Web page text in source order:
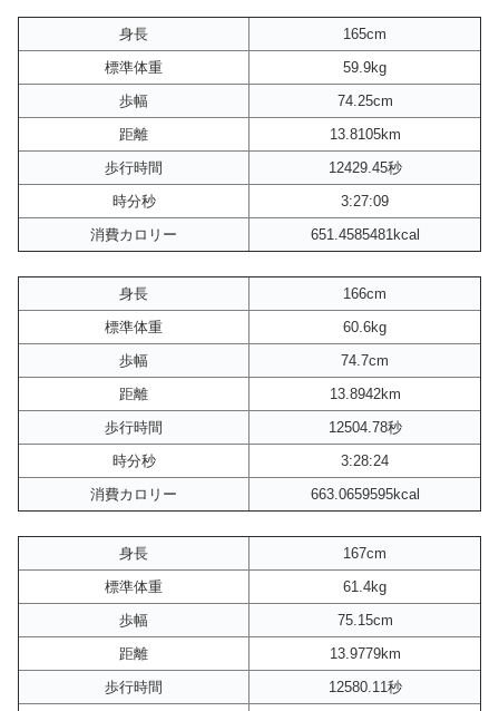
身長
165cm
標準体重
59.9kg
歩幅
74.25cm
距離
13.8105km
歩行時間
12429.45秒
時分秒
3:27:09
消費カロリー
651.4585481kcal
身長
166cm
標準体重
60.6kg
歩幅
74.7cm
距離
13.8942km
歩行時間
12504.78秒
時分秒
3:28:24
消費カロリー
663.0659595kcal
身長
167cm
標準体重
61.4kg
歩幅
75.15cm
距離
13.9779km
歩行時間
12580.11秒